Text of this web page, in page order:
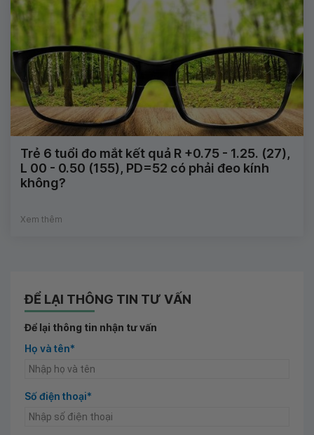
Trẻ 6 tuổi đo mắt kết quả R +0.75 - 1.25. (27),
L 00 - 0.50 (155), PD=52 có phải đeo kính
không?
Xem thêm
ĐỂ LẠI THÔNG TIN TƯ VẤN
Để lại thông tin nhận tư vấn
Họ và tên*
Số điện thoại*